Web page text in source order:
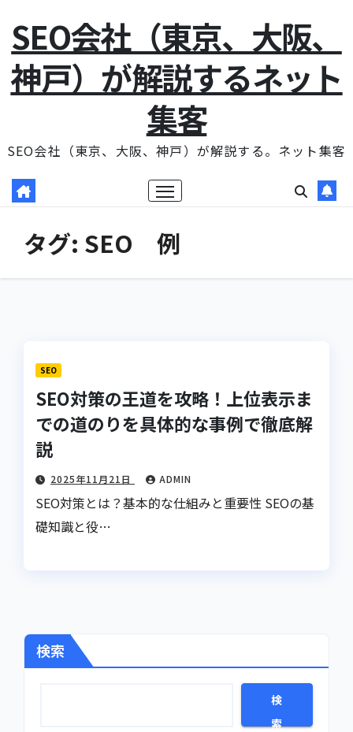
テ
ン
ス
SEO会社（東京、大阪、
神戸）が解説するネット
集客
SEO会社（東京、大阪、神戸）が解説する。ネット集客
タグ: SEO 例
SEO
SEO対策の王道を攻略！上位表示ま
での道のりを具体的な事例で徹底解
説
2025年11月21日 ADMIN
SEO対策とは？基本的な仕組みと重要性 SEOの基
礎知識と役…
検索
検
索